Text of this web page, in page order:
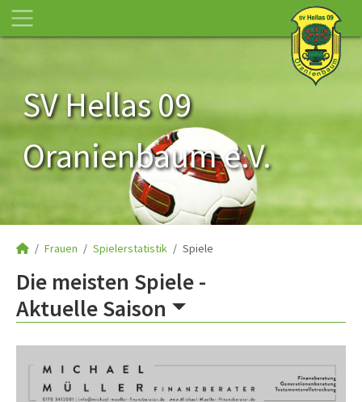
SV Hellas 09
Oranienbaum e.V.
Frauen Spielerstatistik Spiele
Die meisten Spiele -
Aktuelle Saison